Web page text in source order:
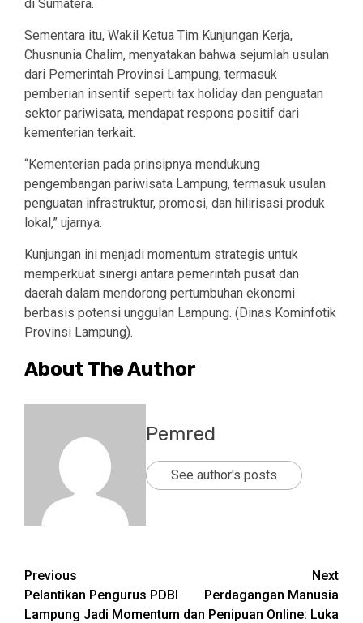
di Sumatera.
Sementara itu, Wakil Ketua Tim Kunjungan Kerja,
Chusnunia Chalim, menyatakan bahwa sejumlah usulan
dari Pemerintah Provinsi Lampung, termasuk
pemberian insentif seperti tax holiday dan penguatan
sektor pariwisata, mendapat respons positif dari
kementerian terkait.
“Kementerian pada prinsipnya mendukung
pengembangan pariwisata Lampung, termasuk usulan
penguatan infrastruktur, promosi, dan hilirisasi produk
lokal,” ujarnya.
Kunjungan ini menjadi momentum strategis untuk
memperkuat sinergi antara pemerintah pusat dan
daerah dalam mendorong pertumbuhan ekonomi
berbasis potensi unggulan Lampung. (Dinas Kominfotik
Provinsi Lampung).
About The Author
Pemred
See author's posts
Post
navigation
Previous
Pelantikan Pengurus PDBI
Lampung Jadi Momentum
Next
Perdagangan Manusia
dan Penipuan Online: Luka